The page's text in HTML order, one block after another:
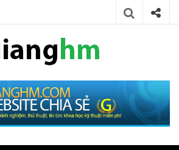
gianghm
kỹ thuật miễn phí